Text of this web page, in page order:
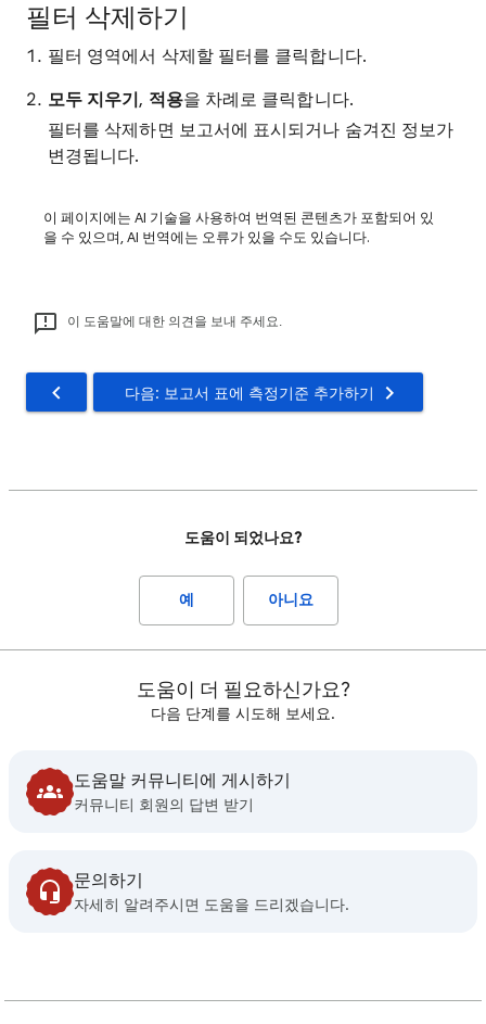
필터 삭제하기
필터 영역에서 삭제할 필터를 클릭합니다.
모두 지우기, 적용을 차례로 클릭합니다.
필터를 삭제하면 보고서에 표시되거나 숨겨진 정보가
변경됩니다.
이 페이지에는 AI 기술을 사용하여 번역된 콘텐츠가 포함되어 있
을 수 있으며, AI 번역에는 오류가 있을 수도 있습니다.
이 도움말에 대한 의견을 보내 주세요.
다음: 보고서 표에 측정기준 추가하기
도움이 되었나요?
예 아니요
도움이 더 필요하신가요?
다음 단계를 시도해 보세요.
도움말 커뮤니티에 게시하기
커뮤니티 회원의 답변 받기
문의하기
자세히 알려주시면 도움을 드리겠습니다.